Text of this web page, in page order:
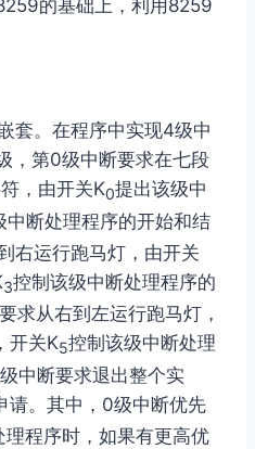
的基础上，利用8259
套。在程序中实现4级中
，第0级中断要求在七段
，由开关K0提出该级中
中断处理程序的开始和结
右运行跑马灯，由开关
3控制该级中断处理程序的
求从右到左运行跑马灯，
开关K5控制该级中断处理
中断要求退出整个实
请。其中，0级中断优先
程序时，如果有更高优